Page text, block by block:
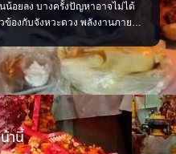
น้อยลง บางครั้งปัญหาอาจไม่ได้
ข้องกับจังหวะดวง พลังงานภายใน
า ลองเริ่มจากการตรวจพลังร้าน
ที่ให้เปิดรับลูกค้ามากขึ้น เมื่อแก้
านี้